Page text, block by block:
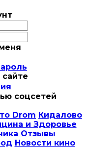
соцсетей
Drom Кидалово
и Здоровье
Отзывы
Новости кино